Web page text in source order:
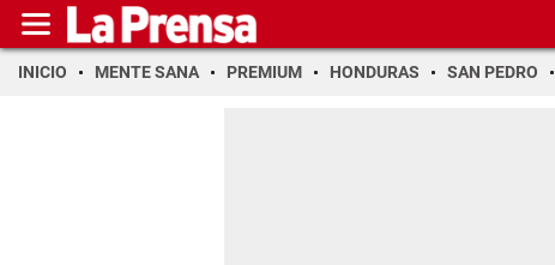
INICIO MENTE SANA PREMIUM HONDURAS SAN PEDRO